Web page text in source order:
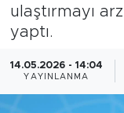
ulaştırmayı
yaptı.
14.05.2026 - 14:04
YAYINLANMA